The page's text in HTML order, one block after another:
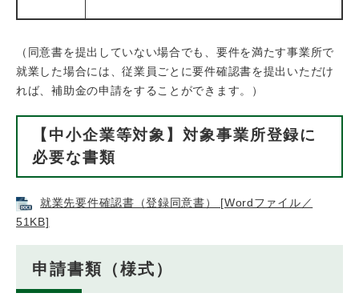
​（同意書を提出していない場合でも、要件を満たす事業所で
就業した場合には、従業員ごとに要件確認書を提出いただけ
れば、補助金の申請をすることができます。）
【中小企業等対象】対象事業所登録に
必要な書類
就業先要件確認書（登録同意書） [Wordファイル／
51KB]
申請書類（様式）